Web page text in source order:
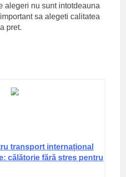
alegeri nu sunt intotdeauna
sa alegeti calitatea
pret.
transport internațional
călătorie fără stres pentru